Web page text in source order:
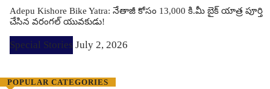
Adepu Kishore Bike Yatra: నేతాజీ కోసం 13,000 కి.మీ బైక్ యాత్ర పూర్తి
చేసిన వరంగల్ యువకుడు!
Special Stories July 2, 2026
POPULAR CATEGORIES